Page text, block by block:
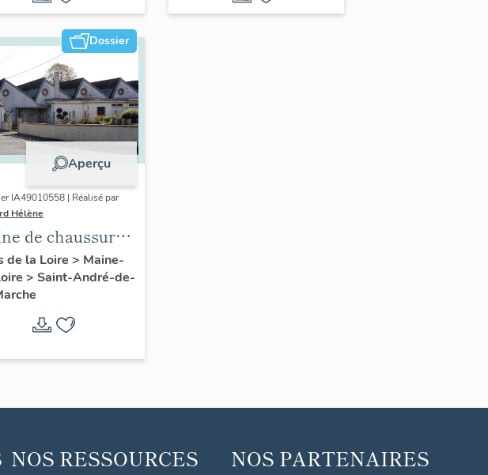
Saint-
de-la-Marche
Libération, Saint-
Dossier
Aperçu
IA49010558 | Réalisé par
Hélène
de chaussure
Chéné, 9 rue
Vincent
de la Loire > Maine-
> Saint-André-de-
NOS RESSOURCES NOS PARTENAIRES